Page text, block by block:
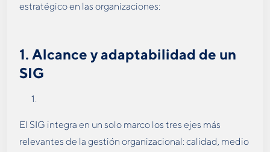
estratégico en las organizaciones:
1. Alcance y adaptabilidad de un
SIG
El SIG integra en un solo marco los tres ejes más
relevantes de la gestión organizacional: calidad, medio